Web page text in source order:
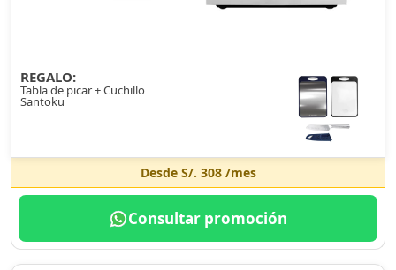
REGALO:
Tabla de picar + Cuchillo
Santoku
Desde S/. 308/mes
Consultar promoción